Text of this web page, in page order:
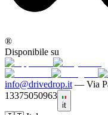
®
Disponibile su
info@drivedrop.it — Via
13375050963
it